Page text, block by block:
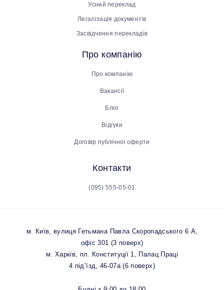
Усний переклад
Легалізація документів
Засвідчення перекладів
Про компанію
Про компанію
Вакансії
Блог
Відгуки
Договір публічної оферти
Контакти
(095) 555-05-01
м. Київ, вулиця Гетьмана Павла Скоропадського 6 А,
офіс 301 (3 поверх)
м. Харків, пл. Конституції 1, Палац Праці
4 під’їзд, 46-07а (6 поверх)